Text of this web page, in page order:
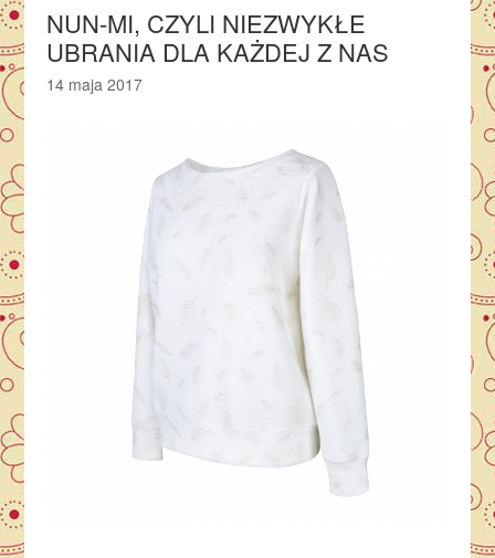
NUN-MI, CZYLI NIEZWYKŁE
UBRANIA DLA KAŻDEJ Z NAS
14 maja 2017